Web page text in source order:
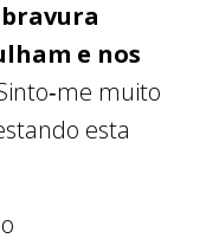
e nos
muito
esta